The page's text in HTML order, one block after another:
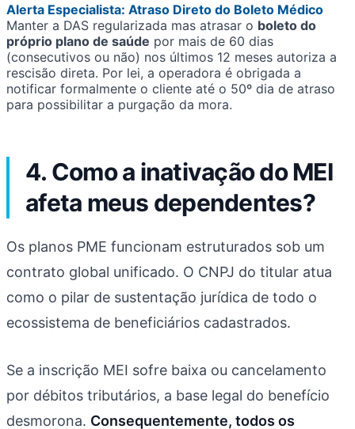
Alerta Especialista: Atraso Direto do Boleto Médico
Manter a DAS regularizada mas atrasar o boleto do
próprio plano de saúde por mais de 60 dias
(consecutivos ou não) nos últimos 12 meses autoriza a
rescisão direta. Por lei, a operadora é obrigada a
notificar formalmente o cliente até o 50º dia de atraso
para possibilitar a purgação da mora.
4. Como a inativação do MEI
afeta meus dependentes?
Os planos PME funcionam estruturados sob um
contrato global unificado. O CNPJ do titular atua
como o pilar de sustentação jurídica de todo o
ecossistema de beneficiários cadastrados.
Se a inscrição MEI sofre baixa ou cancelamento
por débitos tributários, a base legal do benefício
desmorona. Consequentemente, todos os